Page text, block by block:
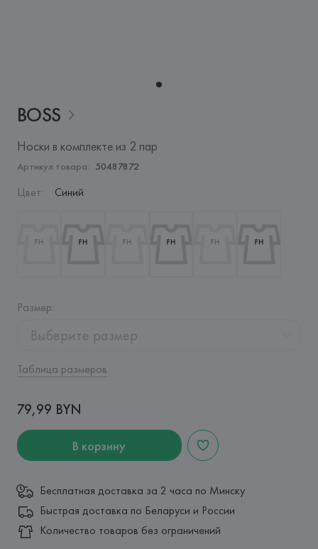
BOSS
Носки в комплекте из 2 пар
Артикул товара: 50487872
Цвет: Синий
Размер:
Выберите размер
Таблица размеров
79,99 BYN
В корзину
Бесплатная доставка за 2 часа по Минску
Быстрая доставка по Беларуси и России
Количество товаров без ограничений